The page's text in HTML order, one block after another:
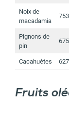
Noix de
macadamia
753
Pignons de
pin
675
Cacahuètes 627
Fruits